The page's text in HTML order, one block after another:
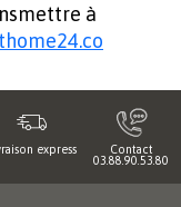
à
express
Contact
03.88.90.53.80